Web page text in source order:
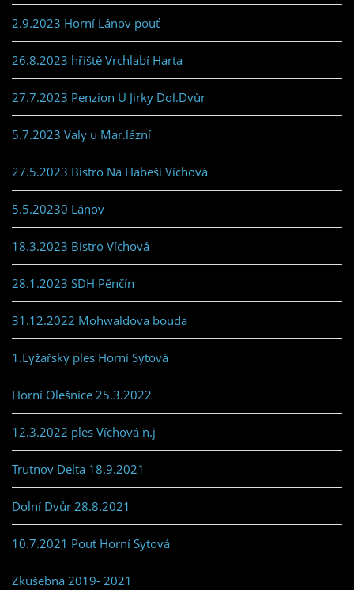
2.9.2023 Horní Lánov pouť
26.8.2023 hřiště Vrchlabí Harta
27.7.2023 Penzion U Jirky Dol.Dvůr
5.7.2023 Valy u Mar.lázní
27.5.2023 Bistro Na Habeši Víchová
5.5.20230 Lánov
18.3.2023 Bistro Víchová
28.1.2023 SDH Pěnčín
31.12.2022 Mohwaldova bouda
1.Lyžařský ples Horní Sytová
Horní Olešnice 25.3.2022
12.3.2022 ples Víchová n.j
Trutnov Delta 18.9.2021
Dolní Dvůr 28.8.2021
10.7.2021 Pouť Horní Sytová
Zkušebna 2019- 2021